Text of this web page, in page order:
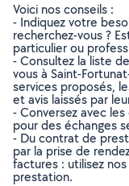
Voici nos conseils :
- Indiquez votre
recherchez-vous ?
particulier ou
- Consultez la liste
vous à Saint-
services proposés,
et avis laissés par
- Conversez avec
pour des échanges
- Du contrat de
par la prise de
factures : utilisez
prestation.